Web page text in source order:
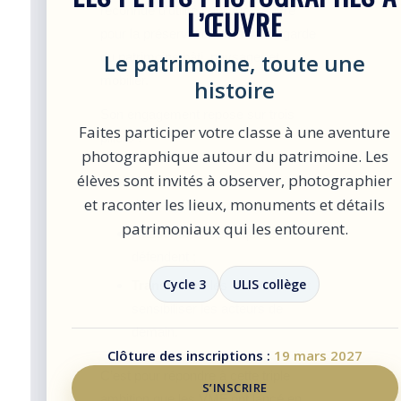
L’ŒUVRE
Le patrimoine, toute une
histoire
Faites participer votre classe à une aventure
photographique autour du patrimoine. Les
élèves sont invités à observer, photographier
et raconter les lieux, monuments et détails
patrimoniaux qui les entourent.
Cycle 3 ULIS collège
Clôture des inscriptions : 19 mars 2027
S’INSCRIRE
reconnue d’utilité publique, œuvre
pour la préservation et la sauvegarde
du patrimoine bâti, paysager et
mobilier.
piliers :
Valorisertous les patrimoines
d’exception ;
Rassemblerceux qui les
Transmettre les savoir-faire et
demain.